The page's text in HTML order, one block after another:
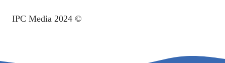
© IPC Media 2024